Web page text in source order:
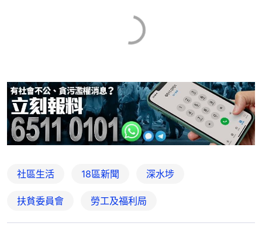
社區生活 18區新聞 深水埗
扶貧委員會 勞工及福利局